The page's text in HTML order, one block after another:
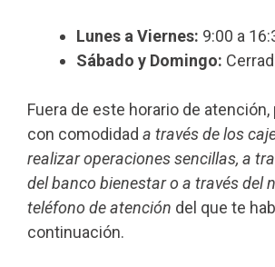
Lunes a Viernes: 9:00 a
Sábado y Domingo:
Fuera de este horario de
con comodidad a través de los
realizar operaciones sencillas, a
del banco bienestar o a través del
teléfono de atención del que te
continuación.